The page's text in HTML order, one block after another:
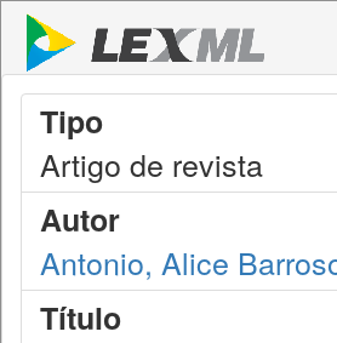
Tipo
Artigo de revista
Autor
Antonio, Alice
Título